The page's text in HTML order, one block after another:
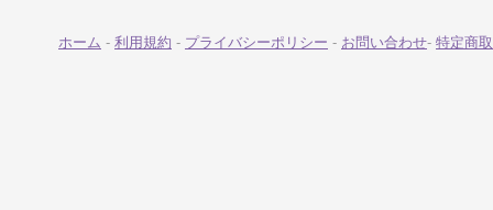
ホーム - 利用規約 - プライバシーポリシー - お問い合わせ- 特定商